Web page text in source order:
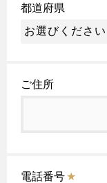
都道府県
ご住所
電話番号★